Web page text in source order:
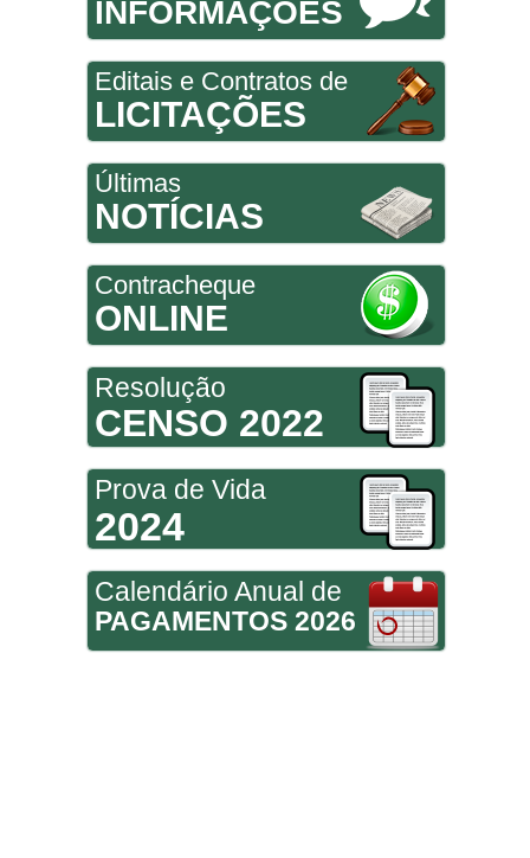
INFORMAÇÕES
Editais e Contratos de
LICITAÇÕES
Últimas
NOTÍCIAS
Contracheque
ONLINE
Resolução
CENSO 2022
Prova de Vida
2024
Calendário Anual de
PAGAMENTOS 2026